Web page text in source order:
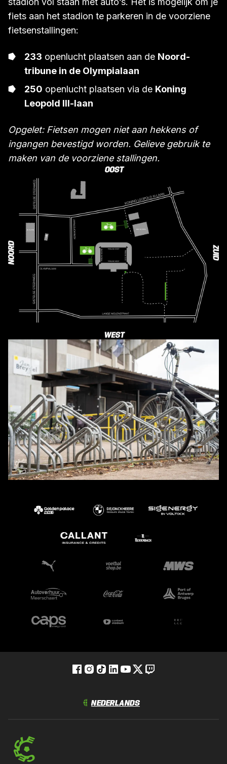
fiets aan het stadion te parkeren in de voorziene
fietsenstallingen:
233 openlucht plaatsen aan de Noord-
tribune in de Olympialaan
250 openlucht plaatsen via de Koning
Leopold III-laan
Opgelet: Fietsen mogen niet aan hekkens of
ingangen bevestigd worden. Gelieve gebruik te
maken van de voorziene stallingen.